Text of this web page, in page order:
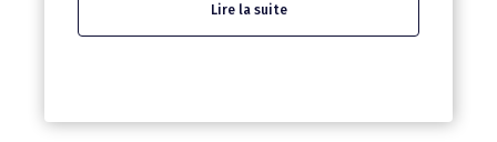
Lire la suite